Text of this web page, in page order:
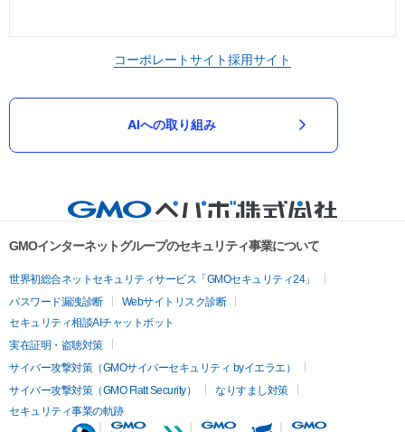
コーポレートサイト採用サイト
AIへの取り組み
GMOインターネットグループのセキュリティ事業について
世界初総合ネットセキュリティサービス「GMOセキュリティ24」
パスワード漏洩診断
Webサイトリスク診断
セキュリティ相談AIチャットボット
実在証明・盗聴対策
サイバー攻撃対策（GMOサイバーセキュリティ byイエラエ）
サイバー攻撃対策（GMO Flatt Security）
なりすまし対策
セキュリティ事業の軌跡